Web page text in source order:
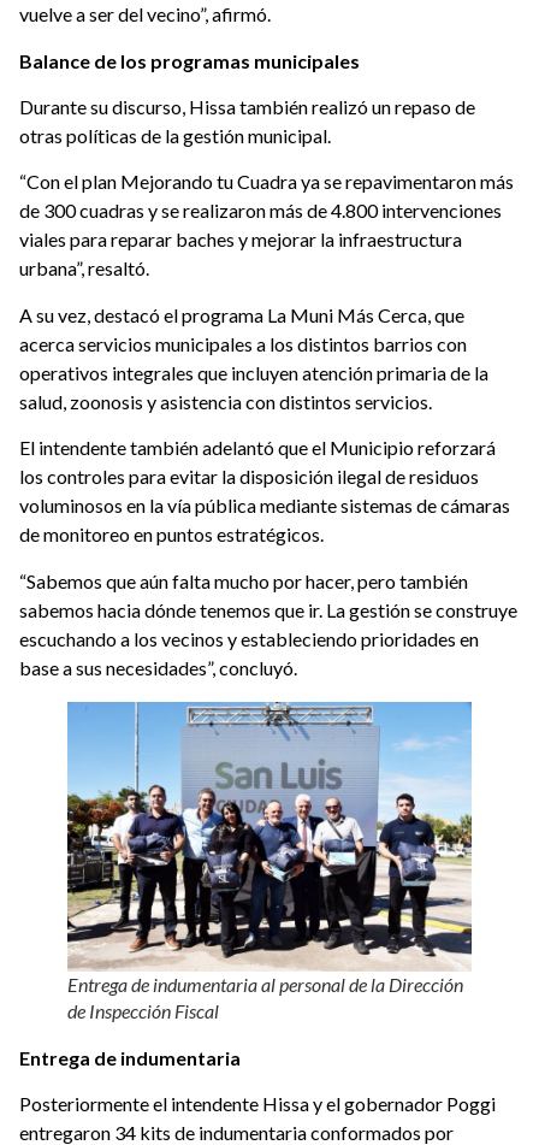
vuelve a ser del vecino”, afirmó.
Balance de los programas municipales
Durante su discurso, Hissa también realizó un repaso de
otras políticas de la gestión municipal.
“Con el plan Mejorando tu Cuadra ya se repavimentaron más
de 300 cuadras y se realizaron más de 4.800 intervenciones
viales para reparar baches y mejorar la infraestructura
urbana”, resaltó.
A su vez, destacó el programa La Muni Más Cerca, que
acerca servicios municipales a los distintos barrios con
operativos integrales que incluyen atención primaria de la
salud, zoonosis y asistencia con distintos servicios.
El intendente también adelantó que el Municipio reforzará
los controles para evitar la disposición ilegal de residuos
voluminosos en la vía pública mediante sistemas de cámaras
de monitoreo en puntos estratégicos.
“Sabemos que aún falta mucho por hacer, pero también
sabemos hacia dónde tenemos que ir. La gestión se construye
escuchando a los vecinos y estableciendo prioridades en
base a sus necesidades”, concluyó.
Entrega de indumentaria al personal de la Dirección
de Inspección Fiscal
Entrega de indumentaria
Posteriormente el intendente Hissa y el gobernador Poggi
entregaron 34 kits de indumentaria conformados por